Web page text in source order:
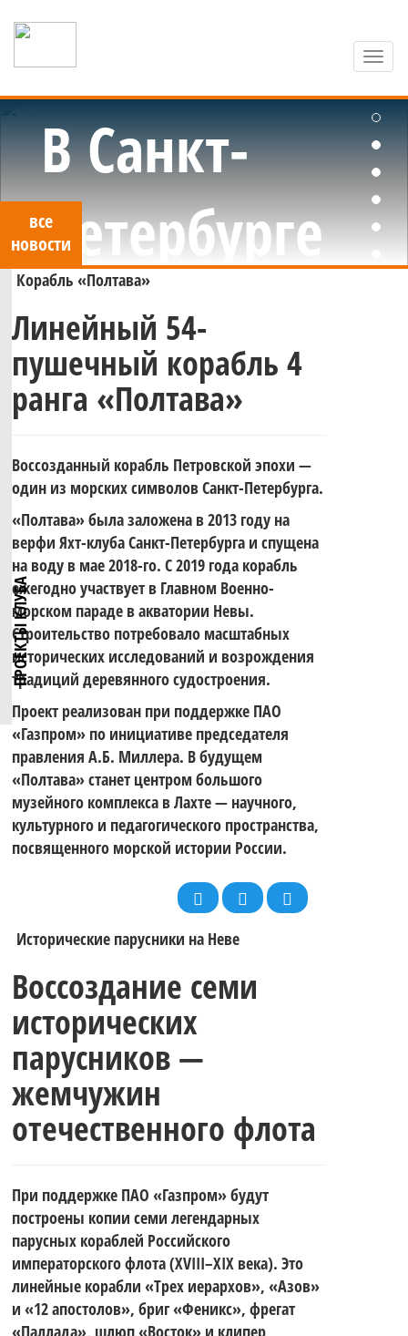
Яхт-клуб Санкт-Петербурга
В Санкт-
Петербурге
стартовало
первенство
по
парусному
спорту
Стартовал
четвёртый
этап Кубка
«Школы на
крыле» —
серии
соревнований
для
спортсменов
на
фойловых
яхтах класса
Поздравляем
с 330-
летием
Военно-
Морского
Флота
России всех
причастных!
Ветер
закаляет
характер.
Итоги 3-го
этапа
регаты
«Оптимисты
все
новости
ПРОЕКТЫ КЛУБА
Корабль «Полтава»
Линейный 54-
пушечный корабль 4
ранга «Полтава»
Воссозданный корабль Петровской эпохи —
один из морских символов Санкт-Петербурга.
«Полтава» была заложена в 2013 году на
верфи Яхт-клуба Санкт-Петербурга и спущена
на воду в мае 2018-го. С 2019 года корабль
ежегодно участвует в Главном Военно-
морском параде в акватории Невы.
Строительство потребовало масштабных
исторических исследований и возрождения
традиций деревянного судостроения.
Проект реализован при поддержке ПАО
«Газпром» по инициативе председателя
правления А.Б. Миллера. В будущем
«Полтава» станет центром большого
музейного комплекса в Лахте — научного,
культурного и педагогического пространства,
посвященного морской истории России.
Исторические парусники на Неве
Воссоздание семи
исторических
парусников —
жемчужин
отечественного флота
При поддержке ПАО «Газпром» будут
построены копии семи легендарных
парусных кораблей Российского
императорского флота (XVIII–XIX века). Это
линейные корабли «Трех иерархов», «Азов»
и «12 апостолов», бриг «Феникс», фрегат
«Паллада», шлюп «Восток» и клипер